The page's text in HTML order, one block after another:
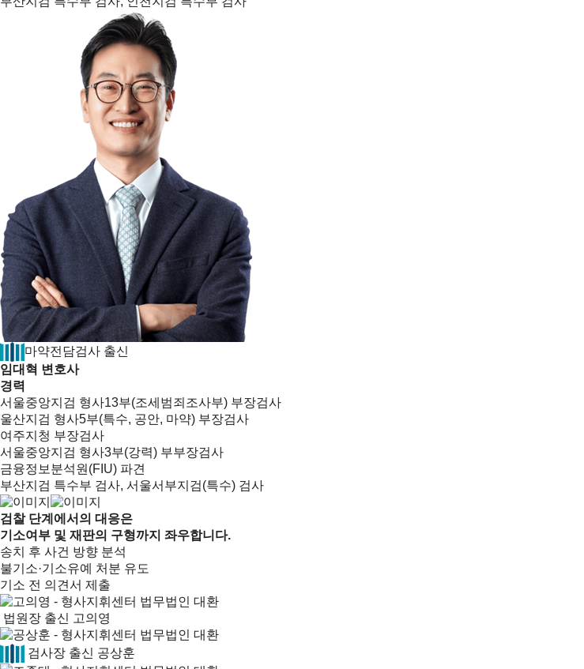
마약전담검사 출신
임대혁 변호사
경력
서울중앙지검 형사13부(조세범죄조사부) 부장검사
울산지검 형사5부(특수, 공안, 마약) 부장검사
여주지청 부장검사
서울중앙지검 형사3부(강력) 부부장검사
금융정보분석원(FIU) 파견
부산지검 특수부 검사, 서울서부지검(특수) 검사
검찰 단계에서의 대응은
기소여부 및 재판의 구형까지 좌우합니다.
송치 후 사건 방향 분석
불기소·기소유예 처분 유도
기소 전 의견서 제출
법원장 출신 고의영
검사장 출신 공상훈